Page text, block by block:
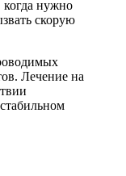
когда нужно
скорую
Лечение на